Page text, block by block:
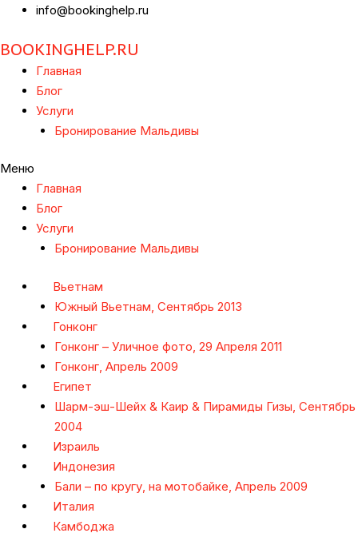
info@bookinghelp.ru
BOOKINGHELP.RU
Главная
Блог
Услуги
Бронирование Мальдивы
Меню
Главная
Блог
Услуги
Бронирование Мальдивы
Вьетнам
Южный Вьетнам, Сентябрь 2013
Гонконг
Гонконг – Уличное фото, 29 Апреля 2011
Гонконг, Апрель 2009
Египет
Шарм-эш-Шейх & Каир & Пирамиды Гизы, Сентябрь
2004
Израиль
Индонезия
Бали – по кругу, на мотобайке, Апрель 2009
Италия
Камбоджа